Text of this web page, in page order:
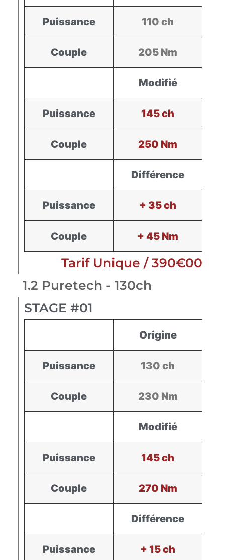
Puissance 110 ch
Couple 205 Nm
Modifié
Puissance 145 ch
Couple 250 Nm
Différence
Puissance + 35 ch
Couple + 45 Nm
Tarif Unique / 390€00
1.2 Puretech - 130ch
STAGE #01
Origine
Puissance 130 ch
Couple 230 Nm
Modifié
Puissance 145 ch
Couple 270 Nm
Différence
Puissance + 15 ch